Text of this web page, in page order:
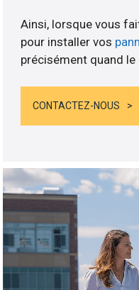
Ainsi, lorsque vous
pour installer vos
précisément quand
CONTACTEZ-NOUS